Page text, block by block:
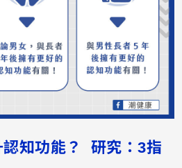
知功能？ 研究：3指